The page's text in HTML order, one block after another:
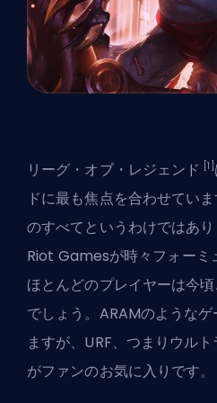
リーグ・オブ・レジェンド [1]
ドに最も焦点を合わせてい
のすべてというわけではあり
Riot Gamesが時々フォーミ
ほとんどのプレイヤーは今
でしょう。ARAMのような
ますが、URF、つまりウル
がファンのお気に入りです。